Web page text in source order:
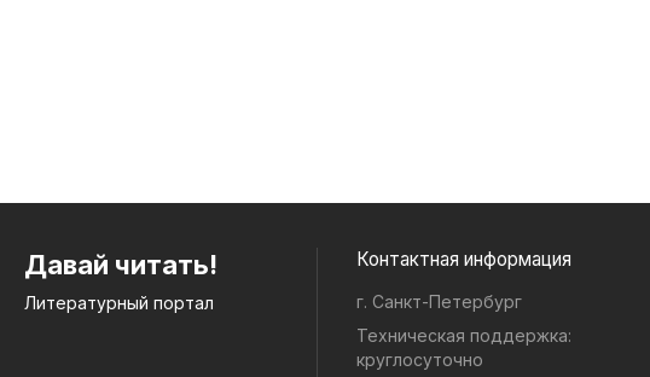
Давай читать!
Литературный портал
Контактная информация
г. Санкт-Петербург
Техническая поддержка:
круглосуточно